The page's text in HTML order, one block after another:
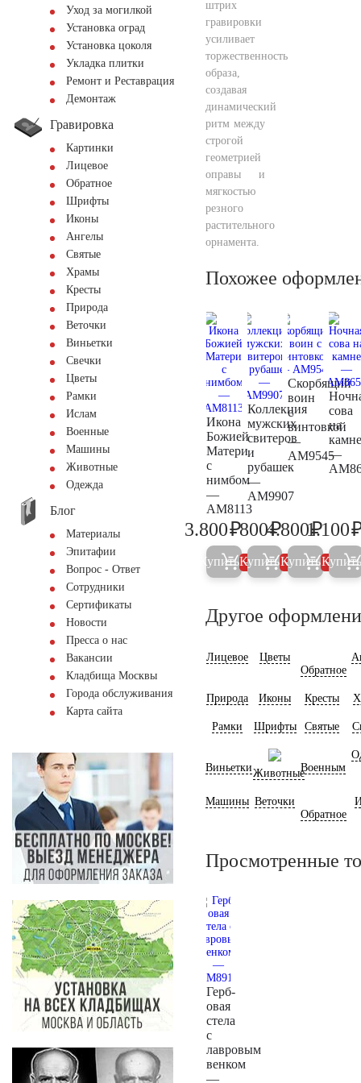
Уход за могилкой
Установка оград
Установка цоколя
Укладка плитки
Ремонт и Реставрация
Демонтаж
Гравировка
Картинки
Лицевое
Обратное
Шрифты
Иконы
Ангелы
Святые
Храмы
Кресты
Природа
Веточки
Виньетки
Свечки
Цветы
Рамки
Ислам
Военные
Машины
Животные
Одежда
Блог
Материалы
Эпитафии
Вопрос - Ответ
Сотрудники
Сертификаты
Новости
Пресса о нас
Вакансии
Кладбища Москвы
Города обслуживания
Карта сайта
штрих
гравировки
усиливает
торжественность
образа,
создавая
динамический
ритм между
строгой
геометрией
оправы и
мягкостью
резного
растительного
орнамента.
Похожее
Икона
Божией
Матери
с
нимбом
—
AM8113
4.000
3.800₽
Купить 5%
Коллекция
мужских
свитеров
и
рубашек
—
AM9907
800
800₽
Купить 5%
Скорбящий
воин
с
винтовкой
—
AM9545
5.000
4.800₽
Купить 5%
сова
на
камне
—
1.100
Купить
Другое
Лицевое
Цветы
Обратное
Природа Иконы Кресты
Рамки Шрифты Святые
ВиньеткиЖивотныеВоенным
Машины Веточки
Обратное
Просмотренные
Герб­
овая
стела
с
лавровым
венком
—